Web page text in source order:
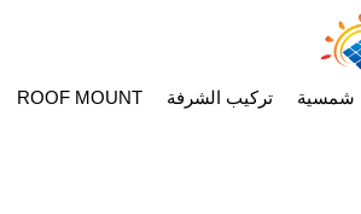
ROOF MOUNT تركيب الشرفة شمسية